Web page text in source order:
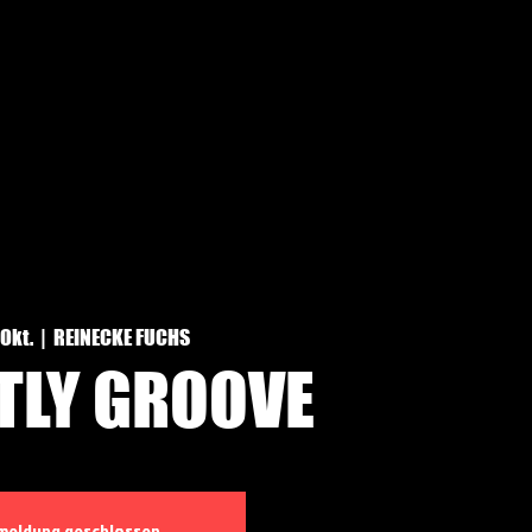
  |
REINECKE FUCHS
GROOVE